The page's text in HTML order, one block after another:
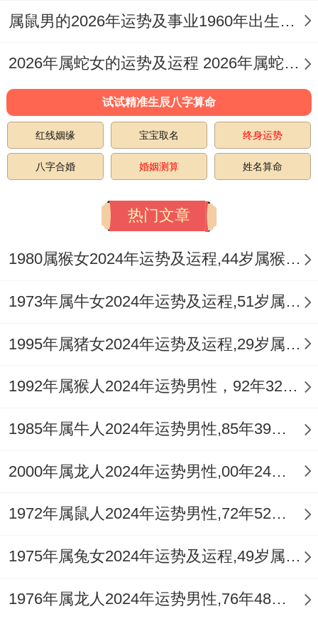
生肖羊2017年运势大全 年度机遇全景，本
型机会、8月中旬的房产相关决策点、12月
初的知识增值契机...
把握这些时机得提前3个月进行资源储备。
事业突破方向，技能提升计划;推荐学习数据
最佳报读时间为3月、9月。
考取证书类目优先选择国际认证体系。
团队协作要点 - 项目推进中注意平衡70后还
模式.
财富增值步骤~不动产投资宜关注新兴商圈
金融投资重点关注环保、医疗板块,避免关系
到娱乐产业。
主要财务往来建议采用书面记录+电子备份
健康管理体系；建立"3+2"健康监测机制：
属鼠男的2026年运势及事业1960年出生的命运 属鼠男的2026婚姻
2026年属蛇女的运势及运程 2026年属蛇女全年运势及运程
试试精准生辰八字算命
红线姻缘 宝宝取名 终身运势
八字合婚 婚姻测算 姓名算命
热门文章
1980属猴女2024年运势及运程,44岁属猴人2024全年每月运势女性如何
1973年属牛女2024年运势及运程,51岁属牛人2024全年每月运势女性如何
1995年属猪女2024年运势及运程,29岁属猪人2024全年每月运势女性如何
1992年属猴人2024年运势男性，92年32岁属猴男2024年每月运程怎么样
1985年属牛人2024年运势男性,85年39岁属牛男2024年每月运程怎么样
2000年属龙人2024年运势男性,00年24岁属龙男2024年每月运程怎么样
1972年属鼠人2024年运势男性,72年52岁属鼠男2024年每月运程怎么样
1975年属兔女2024年运势及运程,49岁属兔人2024全年每月运势女性如何
1976年属龙人2024年运势男性,76年48岁属龙男2024年每月运程怎么样